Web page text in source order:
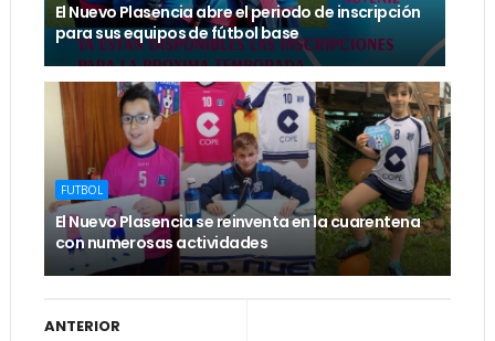
El Nuevo Plasencia abre el periodo de inscripción
para sus equipos de fútbol base
FUTBOL
El Nuevo Plasencia se reinventa en la cuarentena
con numerosas actividades
ANTERIOR